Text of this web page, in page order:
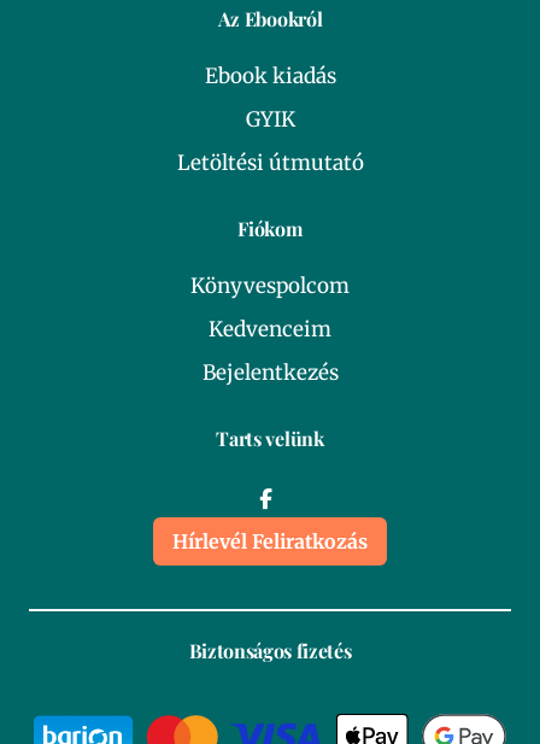
Az Ebookról
Ebook kiadás
GYIK
Letöltési útmutató
Fiókom
Könyvespolcom
Kedvenceim
Bejelentkezés
Tarts velünk
Hírlevél Feliratkozás
Biztonságos fizetés